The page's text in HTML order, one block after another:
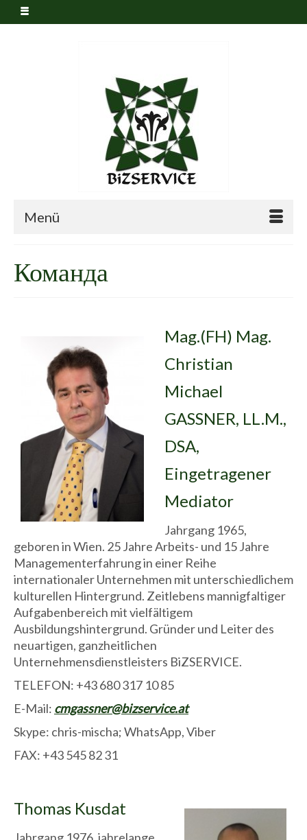
Menü
Команда
Mag.(FH) Mag.
Christian
Michael
GASSNER, LL.M.,
DSA,
Eingetragener
Mediator
Jahrgang 1965,
geboren in Wien. 25 Jahre Arbeits- und 15 Jahre
Managementerfahrung in einer Reihe
internationaler Unternehmen mit unterschiedlichem
kulturellen Hintergrund. Zeitlebens mannigfaltiger
Aufgabenbereich mit vielfältigem
Ausbildungshintergrund. Gründer und Leiter des
neuartigen, ganzheitlichen
Unternehmensdienstleisters BiZSERVICE.
TELEFON: +43 680 317 10 85
E-Mail: cmgassner@bizservice.at
Skype: chris-mischa; WhatsApp, Viber
FAX: +43 545 82 31
Thomas Kusdat